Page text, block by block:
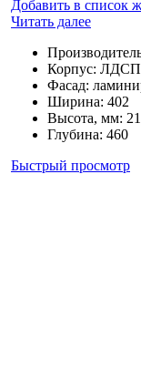
Добавить в список
Читать далее
Корпус: ЛДСП
Фасад:
Ширина: 402
Высота, мм:
Глубина: 460
Быстрый просмотр